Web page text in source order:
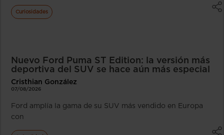
Curiosidades
Nuevo Ford Puma ST Edition: la versión más
deportiva del SUV se hace aún más especial
Cristhian González
07/08/2026
Ford amplía la gama de su SUV más vendido en Europa
con